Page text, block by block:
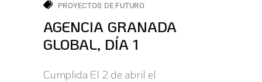
PROYECTOS DE FUTURO
AGENCIA GRANADA
GLOBAL, DÍA 1
Cumplida El 2 de abril el